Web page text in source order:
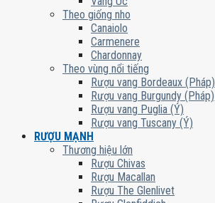
Theo giống nho
Canaiolo
Carmenere
Chardonnay
Theo vùng nổi tiếng
Rượu vang Bordeaux (Pháp)
Rượu vang Burgundy (Pháp)
Rượu vang Puglia (Ý)
Rượu vang Tuscany (Ý)
RƯỢU MẠNH
Thương hiệu lớn
Rượu Chivas
Rượu Macallan
Rượu The Glenlivet